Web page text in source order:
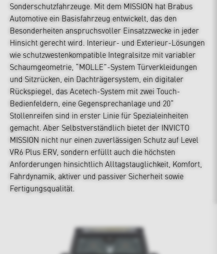
Sonderschutzfahrzeuge. Mit dem MISSION hat Brabus
Automotive ein Basisfahrzeug entwickelt, das den
Besonderheiten anspruchsvoller Einsatzzwecke in jeder
Hinsicht gerecht wird. Interieur- und Exterieur-Lösungen
wie schutzwestenkompatible Integralsitze mit variabler
Schaumgeometrie, “MOLLE”-System Türverkleidungen
und Sitzrücken, ein Dachträgersystem, ein digitaler
Rückspiegel, das Acetech-System mit zwei Touch-
Bedienfeldern, eine Gegensprechanlage und 20“
Stollenreifen sind in erster Linie für Spezialeinheiten
gemacht. Aber Selbstverständlich bietet der INVICTO
MISSION nicht nur einen zuverlässigen Schutz auf Level
VR6 Plus ERV, sondern erfüllt auch die höchsten
Anforderungen hinsichtlich Alltagstauglichkeit, Komfort,
Fahrdynamik, aktiver und passiver Sicherheit sowie
Fertigungsqualität.